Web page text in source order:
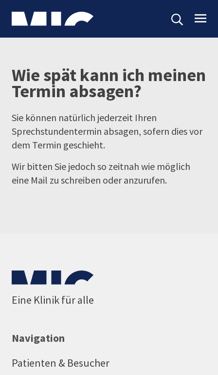
Wie spät kann ich meinen
Termin absagen?
Sie können natürlich jederzeit Ihren
Sprechstundentermin absagen, sofern dies vor
dem Termin geschieht.
Wir bitten Sie jedoch so zeitnah wie möglich
eine Mail zu schreiben oder anzurufen.
Eine Klinik für alle
Navigation
Patienten & Besucher